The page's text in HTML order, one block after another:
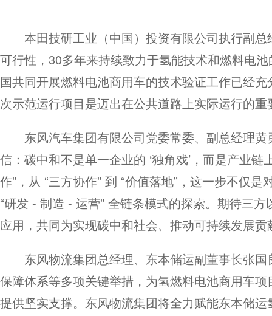
本田技研工业（中国）投资有限公司执行副
可行性，30多年来持续致力于氢能技术和燃料电
国共同开展燃料电池商用车的技术验证工作已经
次示范运行项目是迈出在公共道路上实际运行的重
东风汽车集团有限公司党委常委、副总经理
信：碳中和不是单一企业的 ‘独角戏’，而是产业链
作”，从 “三方协作” 到 “价值落地”，这一步不仅
“研发 - 制造 - 运营” 全链条模式的探索。期待三
应用，共同为实现碳中和社会、推动可持续发展贡
东风物流集团总经理、东本储运副董事长张
保障体系等多项关键举措，为氢燃料电池商用车
提供坚实支撑。东风物流集团将全力赋能东本储